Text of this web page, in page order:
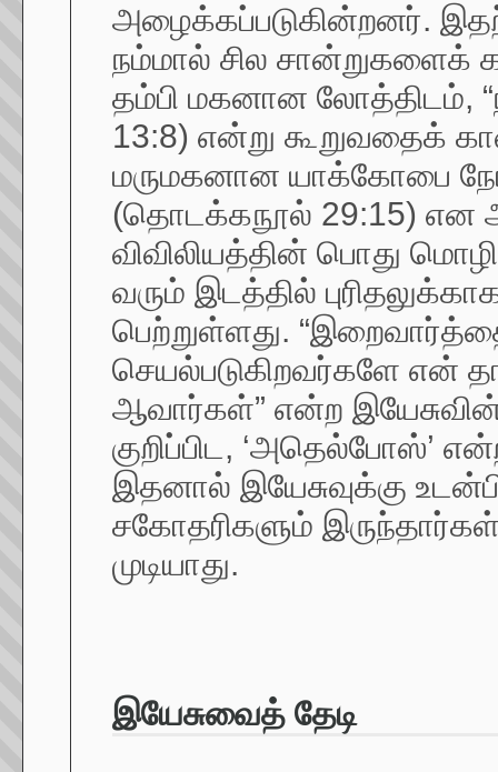
அழைக்கப்படுகின்றனர்.
நம்மால் சில சான்றுகளைக்
தம்பி மகனான லோத்திடம்,
13:8) என்று கூறுவதைக்
மருமகனான யாக்கோபை
(தொடக்கநூல் 29:15) என
விவிலியத்தின் பொது
வரும் இடத்தில்
பெற்றுள்ளது.
செயல்படுகிறவர்களே என்
ஆவார்கள்” என்ற
குறிப்பிட, ‘அதெல்போஸ்’
இதனால் இயேசுவுக்கு
சகோதரிகளும் இருந்தார்கள்
முடியாது.
இயேசுவைத் தேடி